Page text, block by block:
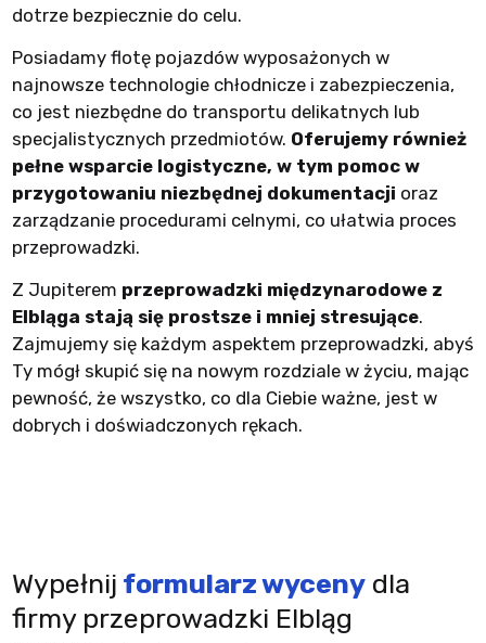
dotrze bezpiecznie do celu.
Posiadamy flotę pojazdów wyposażonych w
najnowsze technologie chłodnicze i zabezpieczenia,
co jest niezbędne do transportu delikatnych lub
specjalistycznych przedmiotów. Oferujemy również
pełne wsparcie logistyczne, w tym pomoc w
przygotowaniu niezbędnej dokumentacji oraz
zarządzanie procedurami celnymi, co ułatwia proces
przeprowadzki.
Z Jupiterem przeprowadzki międzynarodowe z
Elbląga stają się prostsze i mniej stresujące.
Zajmujemy się każdym aspektem przeprowadzki, abyś
Ty mógł skupić się na nowym rozdziale w życiu, mając
pewność, że wszystko, co dla Ciebie ważne, jest w
dobrych i doświadczonych rękach.
Wypełnij formularz wycenydla
firmy przeprowadzki Elbląg